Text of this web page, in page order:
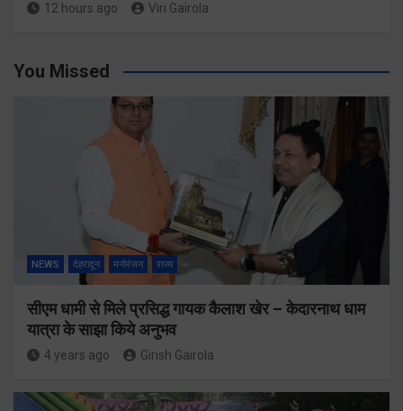
12 hours ago Viri Gairola
You Missed
NEWS देहरादून मनोरंजन राज्य
सीएम धामी से मिले प्रसिद्ध गायक कैलाश खेर – केदारनाथ धाम
यात्रा के साझा किये अनुभव
4 years ago Girish Gairola